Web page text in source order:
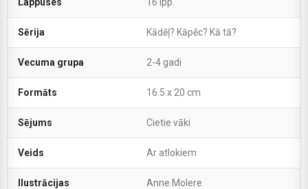
Sērija Kādēļ? Kāpēc? Kā tā?
Vecuma grupa 2-4 gadi
Formāts 16.5 x 20 cm
Sējums Cietie vāki
Veids Ar atlokiem
Ilustrācijas Anne Molere